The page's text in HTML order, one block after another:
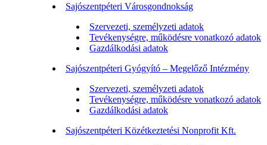
Sajószentpéteri Városgondnokság
Szervezeti, személyzeti adatok
Tevékenységre, működésre vonatkozó adatok
Gazdálkodási adatok
Sajószentpéteri Gyógyító – Megelőző Intézmény
Szervezeti, személyzeti adatok
Tevékenységre, működésre vonatkozó adatok
Gazdálkodási adatok
Sajószentpéteri Közétkeztetési Nonprofit Kft.